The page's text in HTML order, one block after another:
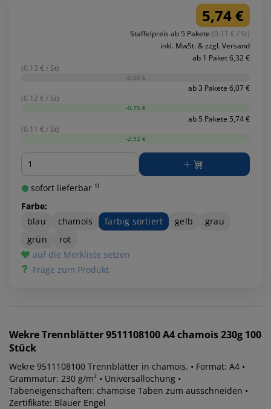
5,74 €
Staffelpreis ab 5 Pakete (0.11 € / St)
inkl. MwSt. & zzgl. Versand
ab 1 Paket 6,32 €
(0.13 € / St)
-0,00 €
ab 3 Pakete 6,07 €
(0.12 € / St)
-0,75 €
ab 5 Pakete 5,74 €
(0.11 € / St)
-2,92 €
Menge
sofort lieferbar ¹⁾
Farbe:
blau
chamois farbig sortiert gelb
grau
grün
rot
auf die Merkliste setzen
Frage zum Produkt
WekreTrennblätter 9511108100 A4 chamois 230g 100
Stück
Wekre 9511108100 Trennblätter in chamois. • Format: A4 •
Grammatur: 230 g/m² • Universallochung •
Tabeneigenschaften: chamoise Taben zum ausschneiden •
Zertifikate: Blauer Engel